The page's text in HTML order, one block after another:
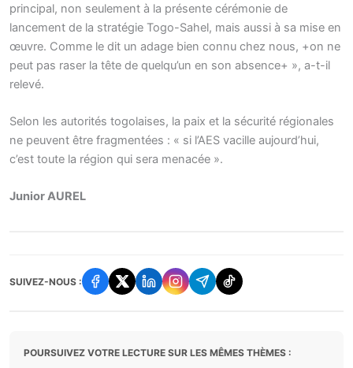
principal, non seulement à la présente cérémonie de
lancement de la stratégie Togo-Sahel, mais aussi à sa mise en
œuvre. Comme le dit un adage bien connu chez nous, +on ne
peut pas raser la tête de quelqu’un en son absence+ », a-t-il
relevé.
Selon les autorités togolaises, la paix et la sécurité régionales
ne peuvent être fragmentées : « si l’AES vacille aujourd’hui,
c’est toute la région qui sera menacée ».
Junior AUREL
SUIVEZ-NOUS :
POURSUIVEZ VOTRE LECTURE SUR LES MÊMES THÈMES :